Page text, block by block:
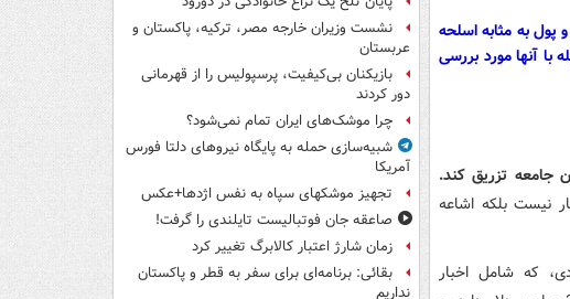
به مثابه اسلحه
آنها مورد بررسی
جامعه تزریق کند.
نیست بلکه اشاعه
که شامل اخبار
نشست وزیران خارجه مصر، ترکیه، پاکستان و
عربستان
بازیکنان بی‌کیفیت، پرسپولیس را از قهرمانی
دور کردند
چرا موشک‌های ایران تمام نمی‌شود؟
شبیه‌سازی حمله به پایگاه نیروهای دلتا فورس
آمریکا
تجهیز موشکهای سپاه به نفس اژدها+عکس
صاعقه جان فوتبالیست تایلندی را گرفت!
زمان شارژ اعتبار کالابرگ تغییر کرد
بقائی: برنامه‌ای برای سفر به قطر و پاکستان
نداریم